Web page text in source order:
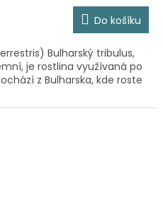
Do košíku
Bulharský tribulus,
je rostlina využívaná po
z Bulharska, kde roste